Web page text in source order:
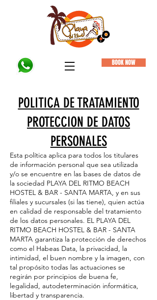
BOOK NOW
POLITICA DE TRATAMIENTO
PROTECCION DE DATOS
PERSONALES
Esta política aplica para todos los titulares
de información personal que sea utilizada
y/o se encuentre en las bases de datos de
la sociedad PLAYA DEL RITMO BEACH
HOSTEL & BAR - SANTA MARTA, y en sus
filiales y sucursales (si las tiene), quien actúa
en calidad de responsable del tratamiento
de los datos personales. EL PLAYA DEL
RITMO BEACH HOSTEL & BAR - SANTA
MARTA garantiza la protección de derechos
como el Habeas Data, la privacidad, la
intimidad, el buen nombre y la imagen, con
tal propósito todas las actuaciones se
regirán por principios de buena fe,
legalidad, autodeterminación informática,
libertad y transparencia.